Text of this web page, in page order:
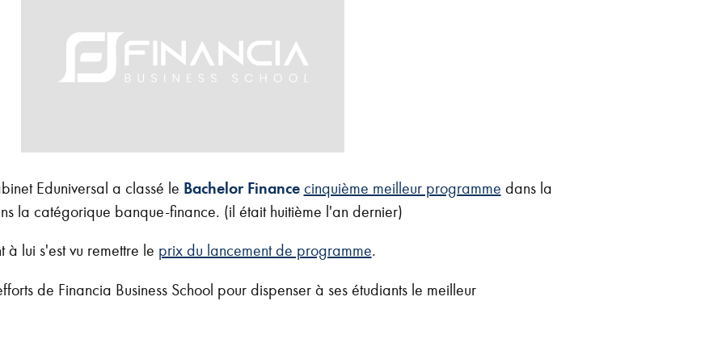
Eduniversal a classé le Bachelor Finance cinquième meilleur programme dans la
la catégorique banque-finance. (il était huitième l'an dernier)
à lui s'est vu remettre le prix du lancement de programme.
de Financia Business School pour dispenser à ses étudiants le meilleur